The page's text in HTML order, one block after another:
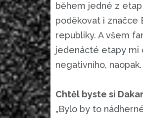
během jedné z
poděkovat i značce
republiky. A všem
jedenácté etapy mi
negativního,
Chtěl byste si
„Bylo by to